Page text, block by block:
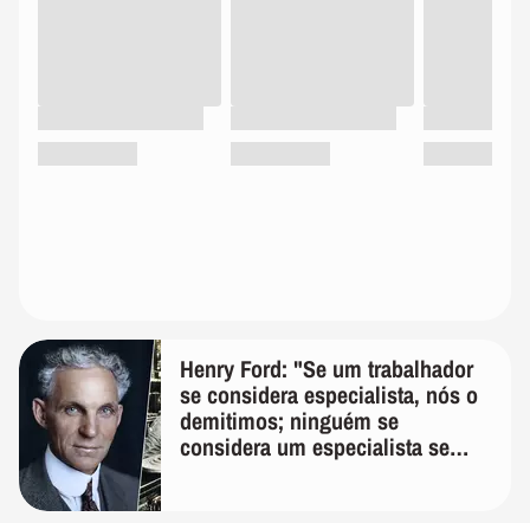
Henry Ford: "Se um trabalhador
se considera especialista, nós o
demitimos; ninguém se
considera um especialista se